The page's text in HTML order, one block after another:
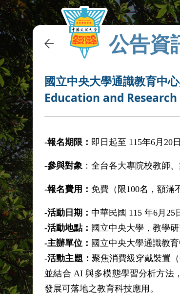
公告資
國立中央大學通識教育中
Education and Research
-報名期限： 即日起至 115年6月20
-參與對象 ：全台各大專院校教師
-報名費用： 免費（限100名，額滿
-活動日期： 中華民國 115 年6月25
-活動地點： 國立中央大學，教學
-主辦單位： 國立中央大學通識教育
-活動主題： 聚焦消費級穿戴裝置
並結合 AI 與多模態學習分析方法
發展可落地之教育科技應用。